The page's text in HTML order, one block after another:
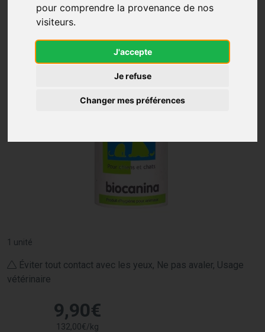
pour comprendre la provenance de nos
visiteurs.
J'accepte
Je refuse
Changer mes préférences
1 unité
Éviter tout contact avec les yeux, Ne pas avaler, Usage
vétérinaire
9,90€
132,00€/kg